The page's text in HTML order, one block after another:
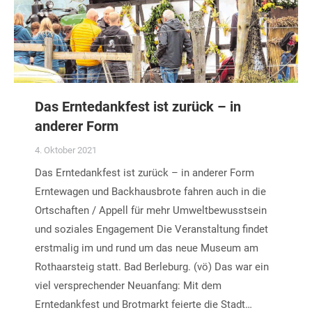
Das Erntedankfest ist zurück – in
anderer Form
4. Oktober 2021
Das Erntedankfest ist zurück – in anderer Form
Erntewagen und Backhausbrote fahren auch in die
Ortschaften / Appell für mehr Umweltbewusstsein
und soziales Engagement Die Veranstaltung findet
erstmalig im und rund um das neue Museum am
Rothaarsteig statt. Bad Berleburg. (vö) Das war ein
viel versprechender Neuanfang: Mit dem
Erntedankfest und Brotmarkt feierte die Stadt…